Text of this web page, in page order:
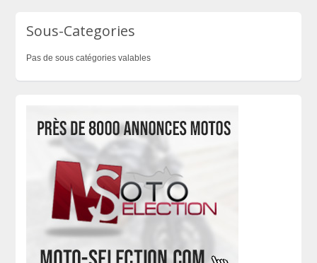
Sous-Categories
Pas de sous catégories valables